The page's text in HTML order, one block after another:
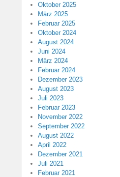
Oktober 2025
März 2025
Februar 2025
Oktober 2024
August 2024
Juni 2024
März 2024
Februar 2024
Dezember 2023
August 2023
Juli 2023
Februar 2023
November 2022
September 2022
August 2022
April 2022
Dezember 2021
Juli 2021
Februar 2021